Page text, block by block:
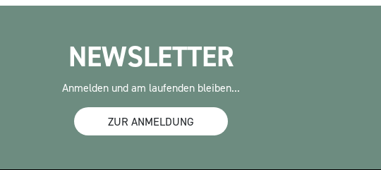
NEWSLETTER
Anmelden und am laufenden bleiben...
ZUR ANMELDUNG